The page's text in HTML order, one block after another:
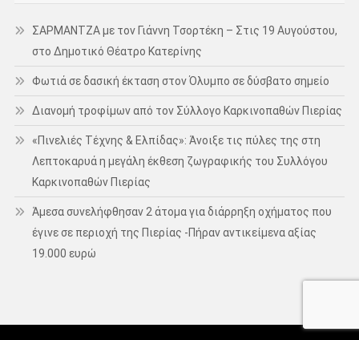
ΣΑΡΜΑΝΤΖΑ με τον Γιάννη Τσορτέκη – Στις 19 Αυγούστου,
στο Δημοτικό Θέατρο Κατερίνης
Φωτιά σε δασική έκταση στον Όλυμπο σε δύσβατο σημείο
Διανομή τροφίμων από τον Σύλλογο Καρκινοπαθών Πιερίας
«Πινελιές Τέχνης & Ελπίδας»: Άνοιξε τις πύλες της στη
Λεπτοκαρυά η μεγάλη έκθεση ζωγραφικής του Συλλόγου
Καρκινοπαθών Πιερίας
Άμεσα συνελήφθησαν 2 άτομα για διάρρηξη οχήματος που
έγινε σε περιοχή της Πιερίας -Πήραν αντικείμενα αξίας
19.000 ευρώ